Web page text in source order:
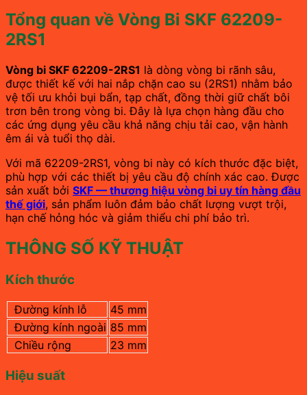
Tổng quan về Vòng Bi SKF 62209-
2RS1
Vòng bi SKF 62209-2RS1 là dòng vòng bi rãnh sâu,
được thiết kế với hai nắp chặn cao su (2RS1) nhằm bảo
vệ tối ưu khỏi bụi bẩn, tạp chất, đồng thời giữ chất bôi
trơn bên trong vòng bi. Đây là lựa chọn hàng đầu cho
các ứng dụng yêu cầu khả năng chịu tải cao, vận hành
êm ái và tuổi thọ dài.
Với mã 62209-2RS1, vòng bi này có kích thước đặc biệt,
phù hợp với các thiết bị yêu cầu độ chính xác cao. Được
sản xuất bởi SKF — thương hiệu vòng bi uy tín hàng đầu
thế giới, sản phẩm luôn đảm bảo chất lượng vượt trội,
hạn chế hỏng hóc và giảm thiểu chi phí bảo trì.
THÔNG SỐ KỸ THUẬT
Kích thước
Đường kính lỗ
45 mm
Đường kính ngoài 85 mm
Chiều rộng
23 mm
Hiệu suất